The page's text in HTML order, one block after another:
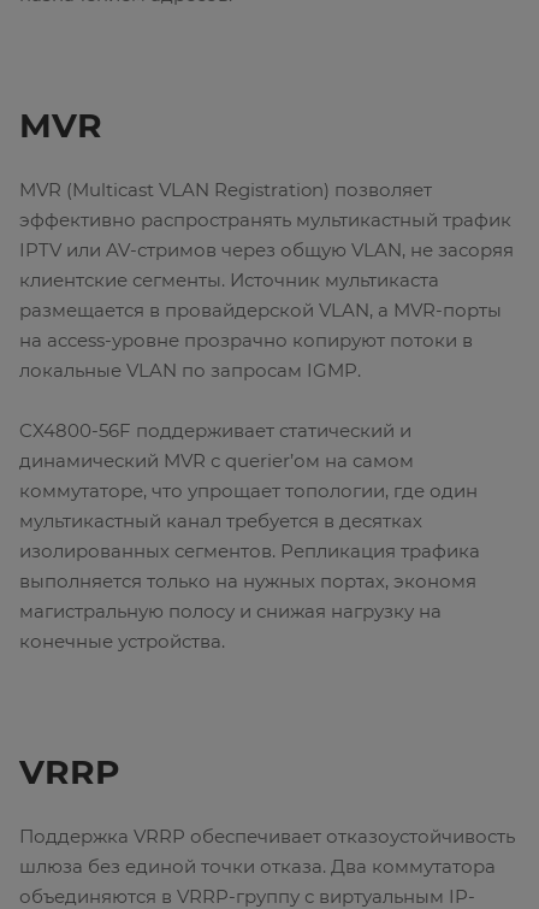
MVR
MVR (Multicast VLAN Registration) позволяет
эффективно распространять мультикастный трафик
IPTV или AV-стримов через общую VLAN, не засоряя
клиентские сегменты. Источник мультикаста
размещается в провайдерской VLAN, а MVR-порты
на access-уровне прозрачно копируют потоки в
локальные VLAN по запросам IGMP.
CX4800-56F поддерживает статический и
динамический MVR с querier’ом на самом
коммутаторе, что упрощает топологии, где один
мультикастный канал требуется в десятках
изолированных сегментов. Репликация трафика
выполняется только на нужных портах, экономя
магистральную полосу и снижая нагрузку на
конечные устройства.
VRRP
Поддержка VRRP обеспечивает отказоустойчивость
шлюза без единой точки отказа. Два коммутатора
объединяются в VRRP-группу с виртуальным IP-